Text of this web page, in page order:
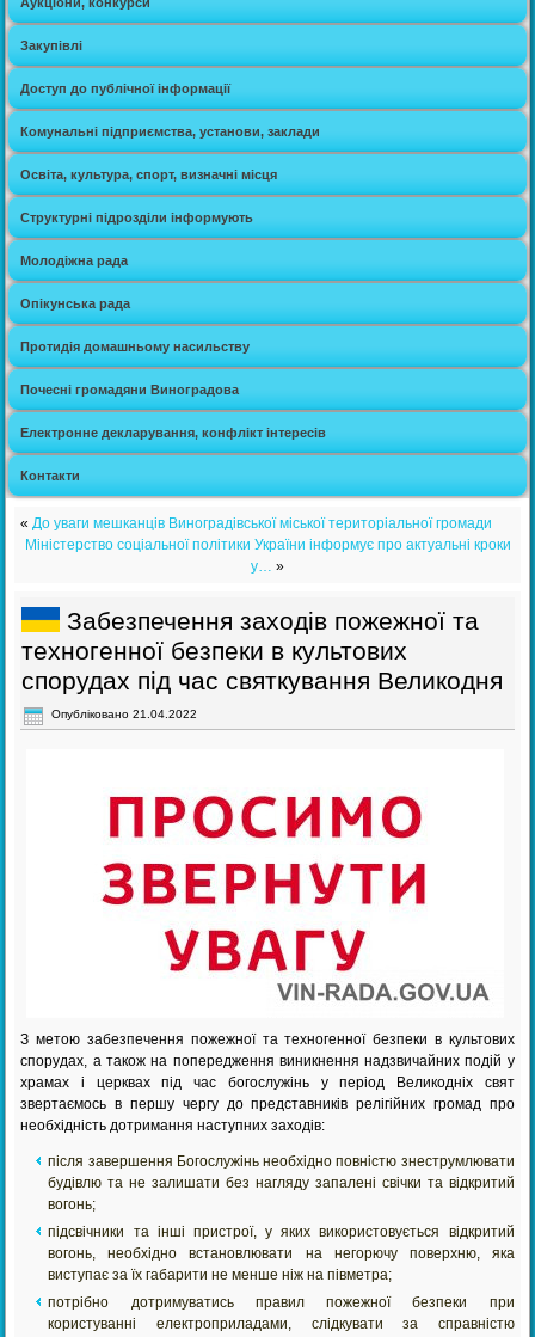
Аукціони, конкурси
Закупівлі
Доступ до публічної інформації
Комунальні підприємства, установи, заклади
Освіта, культура, спорт, визначні місця
Структурні підрозділи інформують
Молодіжна рада
Опікунська рада
Протидія домашньому насильству
Почесні громадяни Виноградова
Електронне декларування, конфлікт інтересів
Контакти
«До уваги мешканців Виноградівської міської територіальної громади
Міністерство соціальної політики України інформує про актуальні кроки
у… »
Забезпечення заходів пожежної та
техногенної безпеки в культових
спорудах під час святкування Великодня
Опубліковано 21.04.2022
З метою забезпечення пожежної та техногенної безпеки в культових
спорудах, а також на попередження виникнення надзвичайних подій у
храмах і церквах під час богослужінь у період Великодніх свят
звертаємось в першу чергу до представників релігійних громад про
необхідність дотримання наступних заходів:
після завершення Богослужінь необхідно повністю знеструмлювати
будівлю та не залишати без нагляду запалені свічки та відкритий
вогонь;
підсвічники та інші пристрої, у яких використовується відкритий
вогонь, необхідно встановлювати на негорючу поверхню, яка
виступає за їх габарити не менше ніж на півметра;
потрібно дотримуватись правил пожежної безпеки при
користуванні електроприладами, слідкувати за справністю